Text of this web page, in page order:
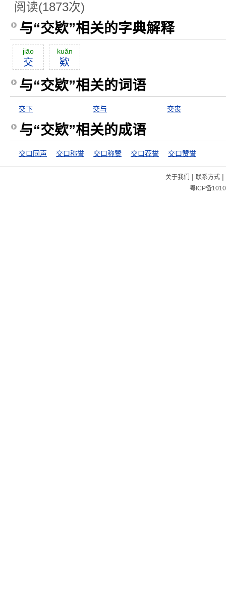
阅读(1873次)
与“交欵”相关的字典解释
jiāo
交
kuăn
欵
与“交欵”相关的词语
交下 交与 交丧
与“交欵”相关的成语
交口同声 交口称誉 交口称赞 交口荐誉 交口赞誉
关于我们 | 联系方式|
粤ICP备